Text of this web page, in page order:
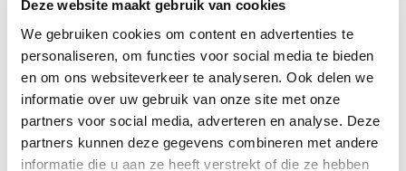
Deze website maakt gebruik van cookies
We gebruiken cookies om content en advertenties te
personaliseren, om functies voor social media te bieden
en om ons websiteverkeer te analyseren. Ook delen we
informatie over uw gebruik van onze site met onze
partners voor social media, adverteren en analyse. Deze
partners kunnen deze gegevens combineren met andere
informatie die u aan ze heeft verstrekt of die ze hebben
Het zijn altijd hangjongeren die op straat problemen
veroorzaken. Of toch niet? Bejaarden met hun rollator of
scootmobiel kunnen er ook wat van. In menig winkelcentrum
is er zelfs een samenscholingsverbod voor deze
probleemgroep. Vroeger was dat wel anders. In veel dorpen
kregen ‘hangouderen’ hun eigen plek toegewezen. Nog steeds
zijn er in heel Nederland de zogenaamde ‘leugenbankjes’ te
vinden, aan de haven of op het dorpsplein.